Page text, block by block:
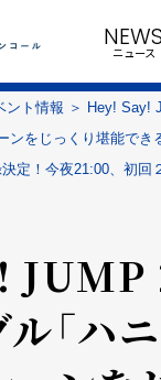
NEWS
ニュース
ント情報
Hey! Say!
ンをじっくり堪能でき
定！今夜21:00、初回
「ハ